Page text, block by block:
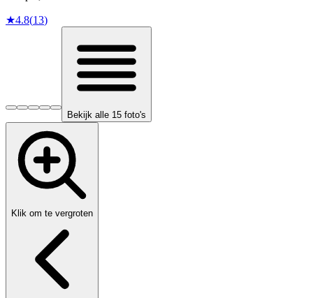
★4.8(13)
Bekijk alle 15 foto's
Klik om te vergroten